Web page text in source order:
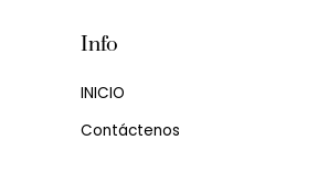
Info
INICIO
Contáctenos